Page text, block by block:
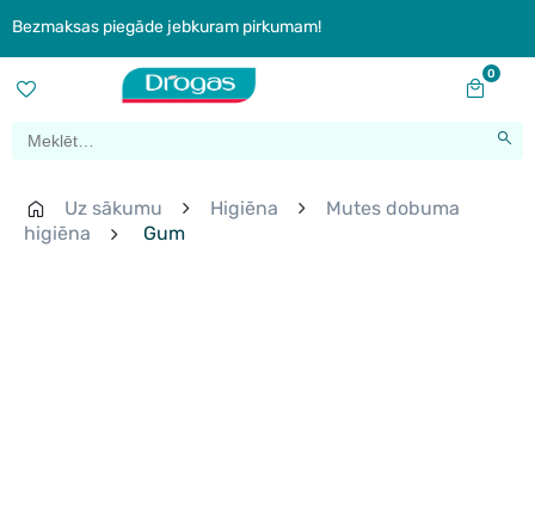
Bezmaksas piegāde jebkuram pirkumam!
0
Uz sākumu Higiēna
Mutes dobuma
higiēna
Gum